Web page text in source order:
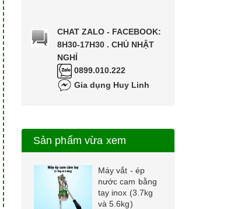
CHAT ZALO - FACEBOOK:
8H30-17H30 . CHỦ NHẬT
NGHỈ
0899.010.222
Gia dụng Huy Linh
Sản phẩm vừa xem
Máy vắt - ép
nước cam bằng
tay inox (3.7kg
và 5.6kg)